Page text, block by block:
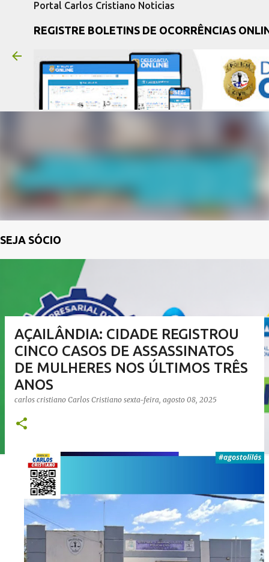
Portal Carlos Cristiano Noticias
REGISTRE BOLETINS DE OCORRÊNCIAS
SEJA SÓCIO
AÇAILÂNDIA: CIDADE REGISTROU
CINCO CASOS DE ASSASSINATOS
DE MULHERES NOS ÚLTIMOS TRÊS
ANOS
carlos cristiano Carlos Cristiano sexta-feira, agosto 08, 2025